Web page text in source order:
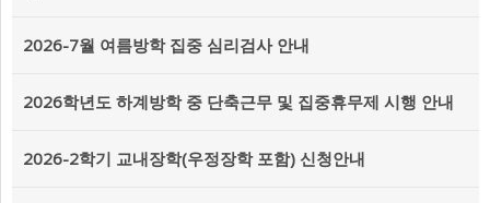
2026-7월 여름방학 집중 심리검사 안내
2026학년도 하계방학 중 단축근무 및 집중휴무제 시행 안내
2026-2학기 교내장학(우정장학 포함) 신청안내